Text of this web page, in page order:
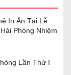
In Ấn Tại Lễ
Phòng Nhiệm
Lần Thứ I